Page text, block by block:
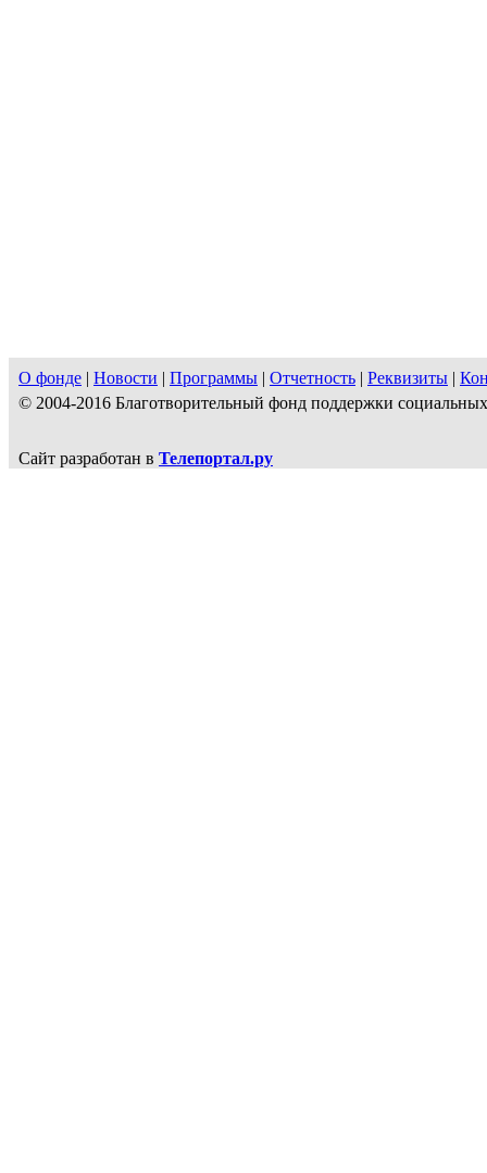
О фонде | Новости | Программы | Отчетность | Реквизиты |
© 2004-2016 Благотворительный фонд поддержки
Сайт разработан в Телепортал.ру